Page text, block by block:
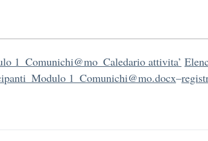
1_Comunichi@mo_Caledario attivita’
1_Comunichi@mo.docx–